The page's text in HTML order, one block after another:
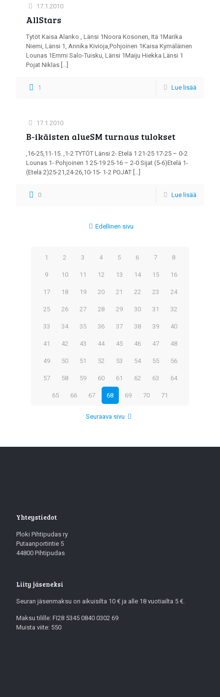
17.1.2010
AllStars
Tytöt Kaisa Alanko , Länsi 1Noora Kosonen, Itä 1Marika
Niemi, Länsi 1, Annika Kivioja,Pohjoinen 1Kaisa Kymäläinen
Lounas 1Emmi Salo-Tuisku, Länsi 1Maiju Hiekka Länsi 1
Pojat Niklas […]
1 Lue lisää
17.1.2010
B-ikäisten alueSM turnaus tulokset
,16-25,11-15. ,1-2 TYTÖT Länsi 2- Etelä 1 21-25 17-25 – 0-2
Lounas 1- Pohjoinen 1 25-19 25-16 – 2-0 Sijat (5-6)Etelä 1-
(Etelä 2)25-21,24-26,10-15- 1-2 POJAT […]
0 Lue lisää
Edellinen sivu
1 2 3 4 5 6 7 8
9 10 11 12 13 14 15 16
17 18 19 20 21 22 23 24
25 26 27 28 29 30 31 32
33 34 35 36 37 38 39 40
41 42 43 44 45 46 47 48
49 50 51 52 53 54 55 56
57 58 59 60 61 62 63 64
65 66 67 68 69 70 71
Seuraava sivu
Yhteystiedot
Ploki Pihtipudas ry
Putaanportintie 5
44800 Pihtipudas
Liity jäseneksi
Seuran jäsenmaksu on aikuisilta 10 € ja alle 18 vuotiailta 5 €.
Maksu tilille: FI28 5345 0840 0302 69
Muista viite: 550